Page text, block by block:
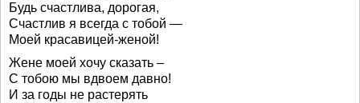
Будь счастлива, дорогая,
Счастлив я всегда с тобой —
Моей красавицей-женой!
Жене моей хочу сказать –
С тобою мы вдвоем давно!
И за годы не растерять